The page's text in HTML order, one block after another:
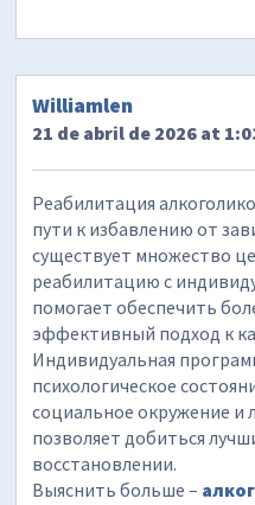
Williamlen
21 de abril de 2026 at
Реабилитация
пути к избавлению от
существует множество
реабилитацию с
помогает обеспечить
эффективный подход к
Индивидуальная
психологическое
социальное окружение и
позволяет добиться
восстановлении.
Выяснить больше –